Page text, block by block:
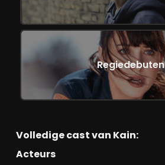
Regiedebuten
Volledige cast van Kain:
Acteurs